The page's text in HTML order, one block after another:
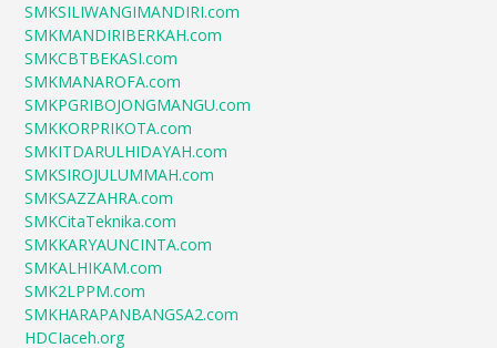
SMKSILIWANGIMANDIRI.com
SMKMANDIRIBERKAH.com
SMKCBTBEKASI.com
SMKMANAROFA.com
SMKPGRIBOJONGMANGU.com
SMKKORPRIKOTA.com
SMKITDARULHIDAYAH.com
SMKSIROJULUMMAH.com
SMKSAZZAHRA.com
SMKCitaTeknika.com
SMKKARYAUNCINTA.com
SMKALHIKAM.com
SMK2LPPM.com
SMKHARAPANBANGSA2.com
HDCIaceh.org